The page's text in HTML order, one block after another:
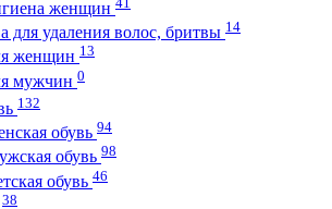
женщин
для удаления волос, бритвы 14
женщин 13
мужчин 0
132
обувь 94
обувь 98
обувь 46
38